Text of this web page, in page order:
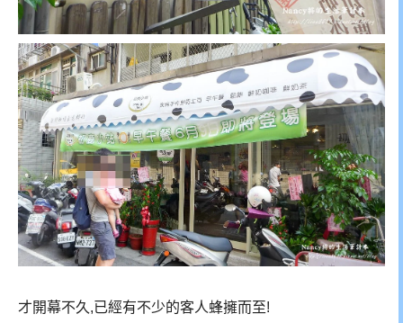
才開幕不久,已經有不少的客人蜂擁而至!